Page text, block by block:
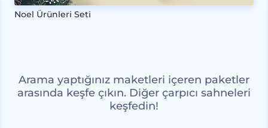
Noel Ürünleri Seti
Arama yaptığınız maketleri içeren paketler
arasında keşfe çıkın. Diğer çarpıcı sahneleri
keşfedin!